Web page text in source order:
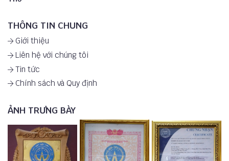
THÔNG TIN CHUNG
Giới thiệu
Liên hệ với chúng tôi
Tin tức
Chính sách và Quy định
ẢNH TRƯNG BÀY